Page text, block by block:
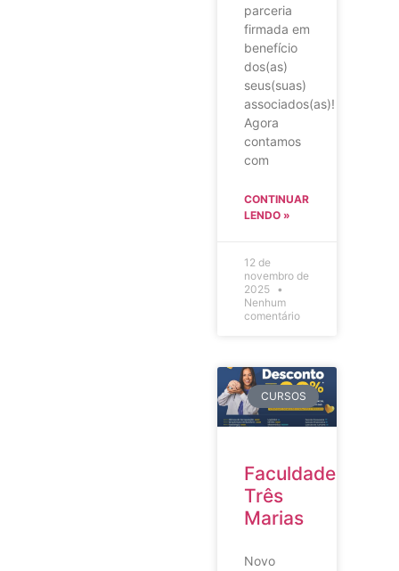
parceria
firmada em
benefício
dos(as)
seus(suas)
associados(as)!
Agora
contamos
com
CONTINUAR
LENDO »
12 de
novembro de
2025
Nenhum
comentário
CURSOS
Faculdade
Três
Marias
Novo